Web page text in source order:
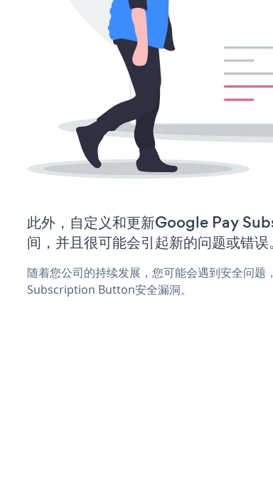
此外，自定义和更新Google Pay
间，并且很可能会引起新的问题或错误。
随着您公司的持续发展，您可能会遇到安全问
Subscription Button安全漏洞。